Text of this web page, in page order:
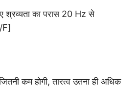
श्रव्यता का परास 20 Hz से
F]
कम होगी, तारत्व उतना ही अधिक